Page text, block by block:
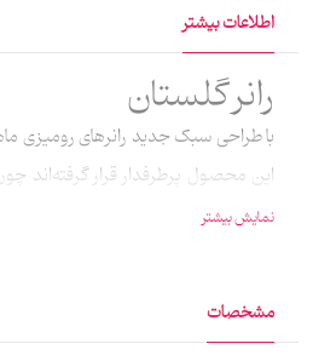
اطلاعات بیشتر
رانر گلستان
با طراحی سبک جدید رانرهای رومیزی
این محصول پرطرفدار قرار
مناسب برای سلایق مختلف است. این
نمایش بیشتر
مشخصات